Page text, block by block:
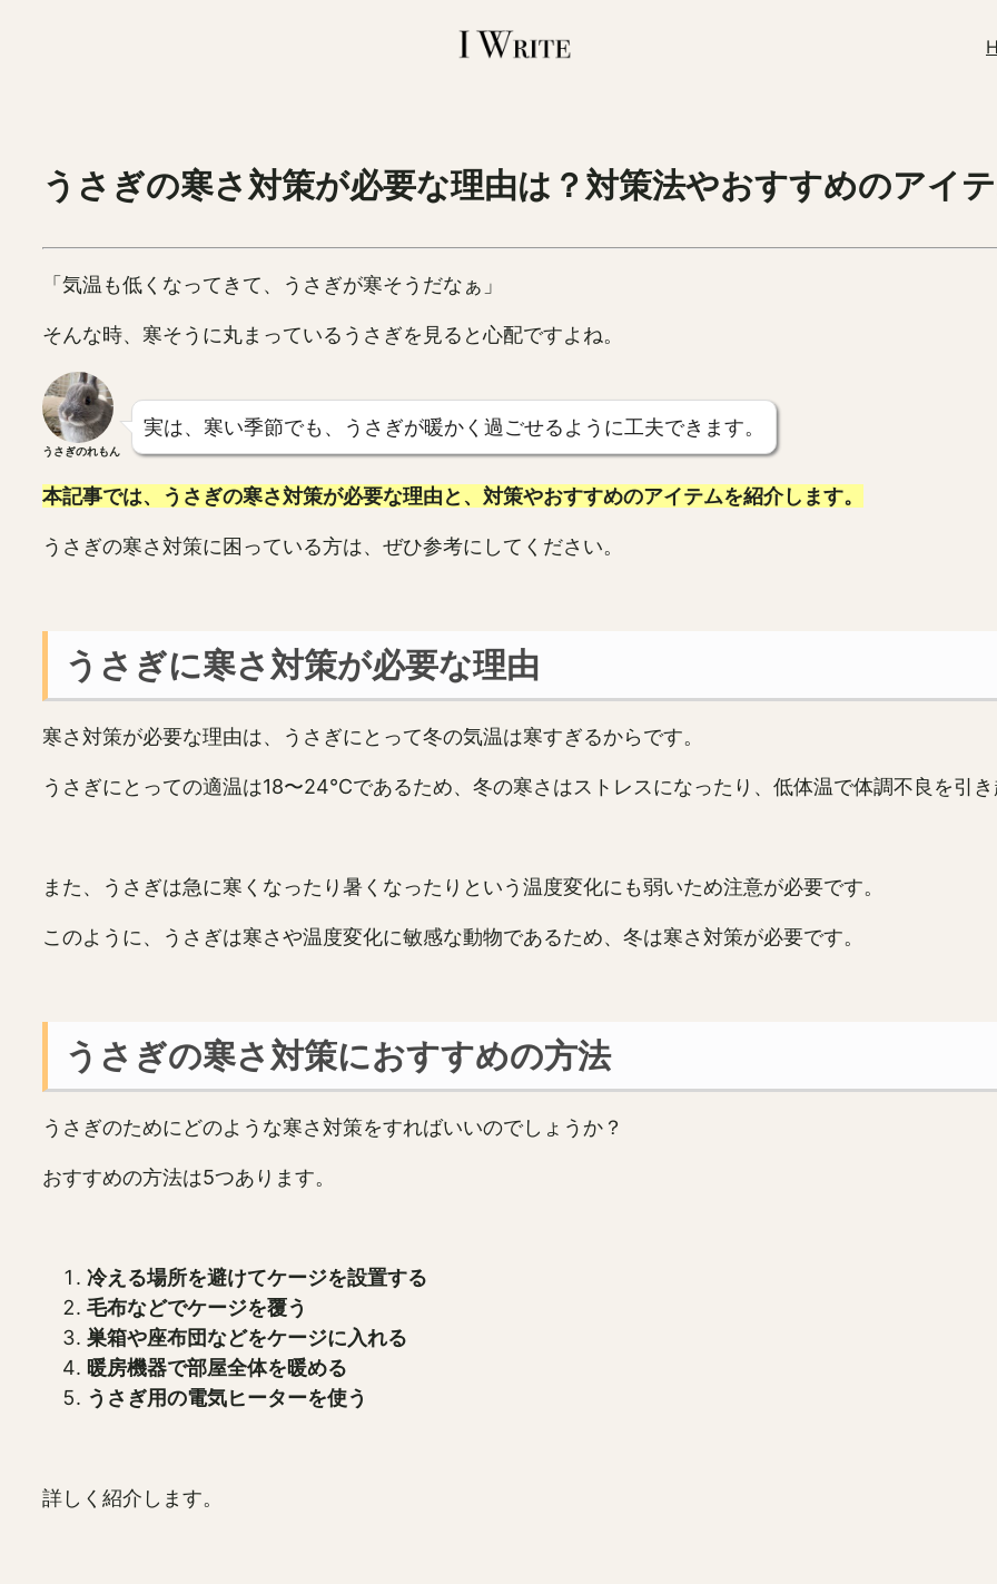
うさぎの寒さ対策が必要な理由は？対策法やおすすめのアイ
「気温も低くなってきて、うさぎが寒そうだなぁ」
そんな時、寒そうに丸まっているうさぎを見ると心配ですよね。
うさぎのれもん
実は、寒い季節でも、うさぎが暖かく過ごせるように工夫できます。
本記事では、うさぎの寒さ対策が必要な理由と、対策やおすすめのアイテムを紹介します。
うさぎの寒さ対策に困っている方は、ぜひ参考にしてください。
うさぎに寒さ対策が必要な理由
寒さ対策が必要な理由は、うさぎにとって冬の気温は寒すぎるからです。
うさぎにとっての適温は18〜24℃であるため、冬の寒さはストレスになったり、低体温で体調不良を引き
また、うさぎは急に寒くなったり暑くなったりという温度変化にも弱いため注意が必要です。
このように、うさぎは寒さや温度変化に敏感な動物であるため、冬は寒さ対策が必要です。
うさぎの寒さ対策におすすめの方法
うさぎのためにどのような寒さ対策をすればいいのでしょうか？
おすすめの方法は5つあります。
冷える場所を避けてケージを設置する
毛布などでケージを覆う
巣箱や座布団などをケージに入れる
暖房機器で部屋全体を暖める
うさぎ用の電気ヒーターを使う
詳しく紹介します。